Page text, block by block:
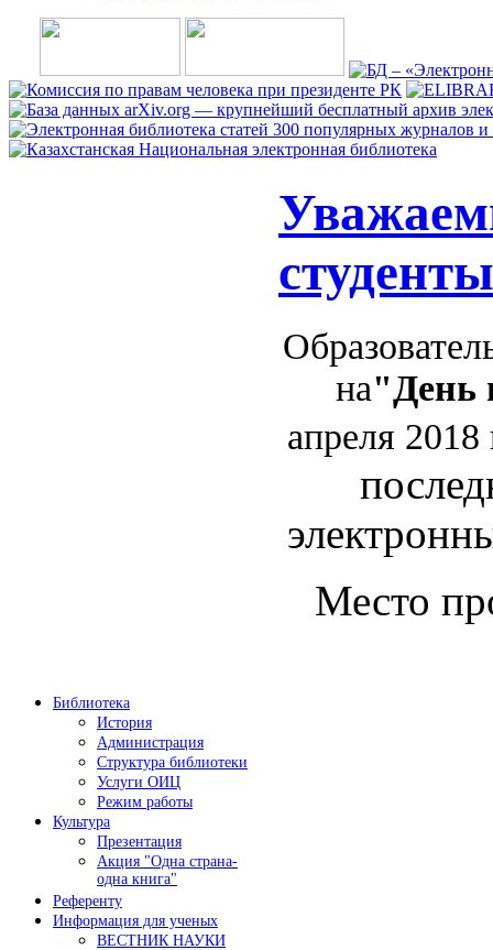
на"День
апреля 2018
Место
Библиотека
История
Администрация
Структура библиотеки
Услуги ОИЦ
Режим работы
Культура
Презентация
Акция "Одна страна-
одна книга"
Референту
Информация для ученых
ВЕСТНИК НАУКИ